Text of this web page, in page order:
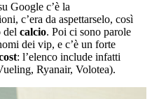
Google c’è la
c’era da aspettarselo, così
del calcio. Poi ci sono parole
dei vip, e c’è un forte
: l’elenco include infatti
Ryanair, Volotea).